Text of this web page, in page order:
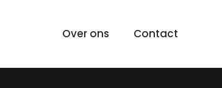
Over ons Contact